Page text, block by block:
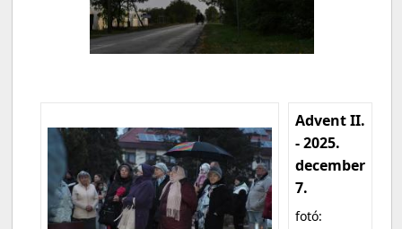
Advent II.
- 2025.
december
7.
fotó: